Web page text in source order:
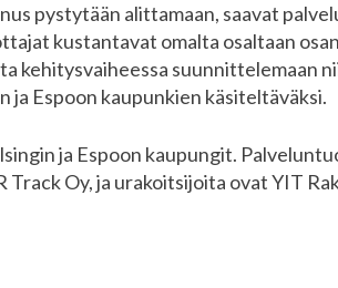
pystytään alittamaan, saavat
kustantavat omalta osaltaan
kehitysvaiheessa suunnittelemaan
ja Espoon kaupunkien käsiteltäväksi.
ja Espoon kaupungit.
Track Oy, ja urakoitsijoita ovat YIT